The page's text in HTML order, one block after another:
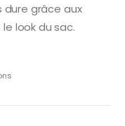
dure grâce aux
look du sac.